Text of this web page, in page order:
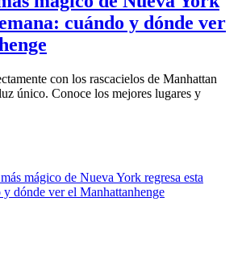
cuándo y dónde ver
con los rascacielos de Manhattan
único. Conoce los mejores lugares y